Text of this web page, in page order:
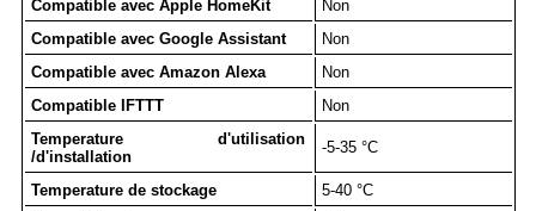
Compatible avec Apple HomeKit
Non
Compatible avec Google Assistant
Non
Compatible avec Amazon Alexa
Non
Compatible IFTTT
Non
Temperature d'utilisation
/d'installation
-5-35 °C
Temperature de stockage
5-40 °C